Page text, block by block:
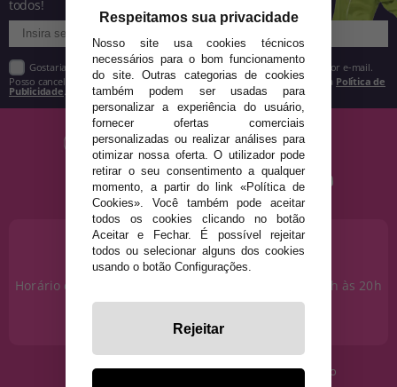
todos!
Gostaria de receber descontos exclusivos, novidades e tendências por e-mail.
Posso cancelar a inscrição a qualquer momento, conforme estipulado na Política de
Publicidade
PRECISA DE AJUDA?
915 793 695
Horário de segunda a sexta das 10h às 14h e das 17h às 20h
info@disfracestuyyo.pt
· Quem somos
· Condições de uso
Respeitamos sua privacidade
Nosso site usa cookies técnicos
necessários para o bom funcionamento
do site. Outras categorias de cookies
também podem ser usadas para
personalizar a experiência do usuário,
fornecer ofertas comerciais
personalizadas ou realizar análises para
otimizar nossa oferta. O utilizador pode
retirar o seu consentimento a qualquer
momento, a partir do link «Política de
Cookies». Você também pode aceitar
todos os cookies clicando no botão
Aceitar e Fechar. É possível rejeitar
todos ou selecionar alguns dos cookies
usando o botão Configurações.
Rejeitar